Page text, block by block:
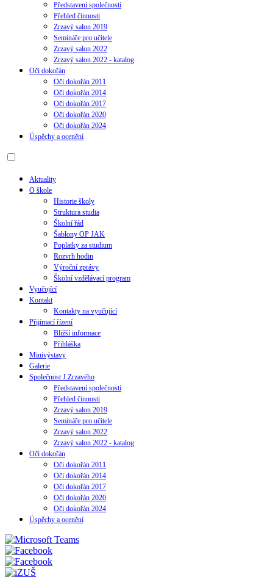
Představení společnosti
Přehled činnosti
Zrzavý salon 2019
Semináře pro učitele
Zrzavý salon 2022
Zrzavý salon 2022 - katalog
Oči dokořán
Oči dokořán 2011
Oči dokořán 2014
Oči dokořán 2017
Oči dokořán 2020
Oči dokořán 2024
Úspěchy a ocenění
Aktuality
O škole
Historie školy
Struktura studia
Školní řád
Šablony OP JAK
Poplatky za studium
Rozvrh hodin
Výroční zprávy
Školní vzdělávací program
Vyučující
Kontakt
Kontakty na vyučující
Přijímací řízení
Bližší informace
Přihláška
Minivýstavy
Galerie
Společnost J.Zrzavého
Představení společnosti
Přehled činnosti
Zrzavý salon 2019
Semináře pro učitele
Zrzavý salon 2022
Zrzavý salon 2022 - katalog
Oči dokořán
Oči dokořán 2011
Oči dokořán 2014
Oči dokořán 2017
Oči dokořán 2020
Oči dokořán 2024
Úspěchy a ocenění